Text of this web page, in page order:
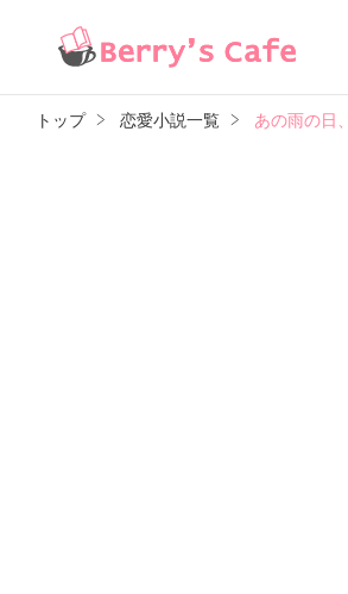
トップ 恋愛小説一覧 あの雨の日